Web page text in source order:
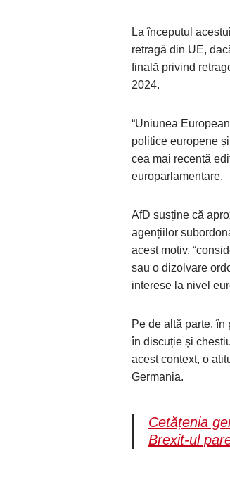
La începutul
retragă din UE,
finală privind
2024.
“Uniunea
politice europene
cea mai recentă
europarlamentare.
AfD susține că
agențiilor
acest motiv,
sau o dizolvare
interese la nivel
Pe de altă parte, în
în discuție și
acest context, o
Germania.
Cetățenia
Brexit-ul